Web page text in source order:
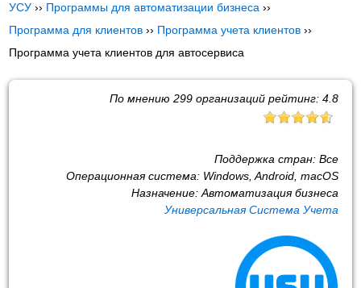
УСУ ›› Программы для автоматизации бизнеса ››
Программа для клиентов ›› Программа учета клиентов ››
Программа учета клиентов для автосервиса
По мнению 299организаций рейтинг: 4.8
Поддержка стран: Все
Операционная система: Windows, Android, macOS
Назначение: Автоматизация бизнеса
Универсальная Система Учета